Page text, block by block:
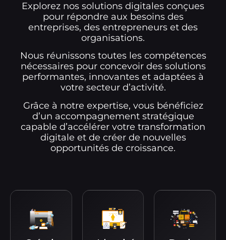
Explorez nos solutions digitales conçues
pour répondre aux besoins des
entreprises, des entrepreneurs et des
organisations.
Nous réunissons toutes les compétences
nécessaires pour concevoir des solutions
performantes, innovantes et adaptées à
votre secteur d’activité.
Grâce à notre expertise, vous bénéficiez
d’un accompagnement stratégique
capable d’accélérer votre transformation
digitale et de créer de nouvelles
opportunités de croissance.